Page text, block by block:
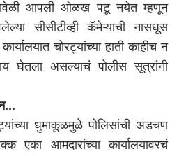
आपली ओळख पटू नयेत म्हणून
सीसीटीव्ही कॅमेऱ्याची नासधूस
चोरट्यांच्या हाती काहीच न
घेतला असल्याचं पोलीस सूत्रांनी
धुमाकूळमुळे पोलिसांची अडचण
एका आमदारांच्या कार्यालयावरचं